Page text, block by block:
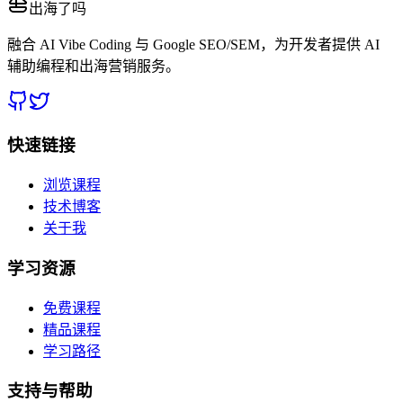
出海了吗
融合 AI Vibe Coding 与 Google SEO/SEM，为开发者提供 AI
辅助编程和出海营销服务。
快速链接
浏览课程
技术博客
关于我
学习资源
免费课程
精品课程
学习路径
支持与帮助